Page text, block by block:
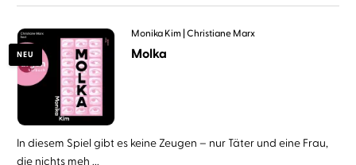
NEU
Monika Kim Christiane Marx
Molka
In diesem Spiel gibt es keine Zeugen – nur Täter und eine Frau,
die nichts meh ...